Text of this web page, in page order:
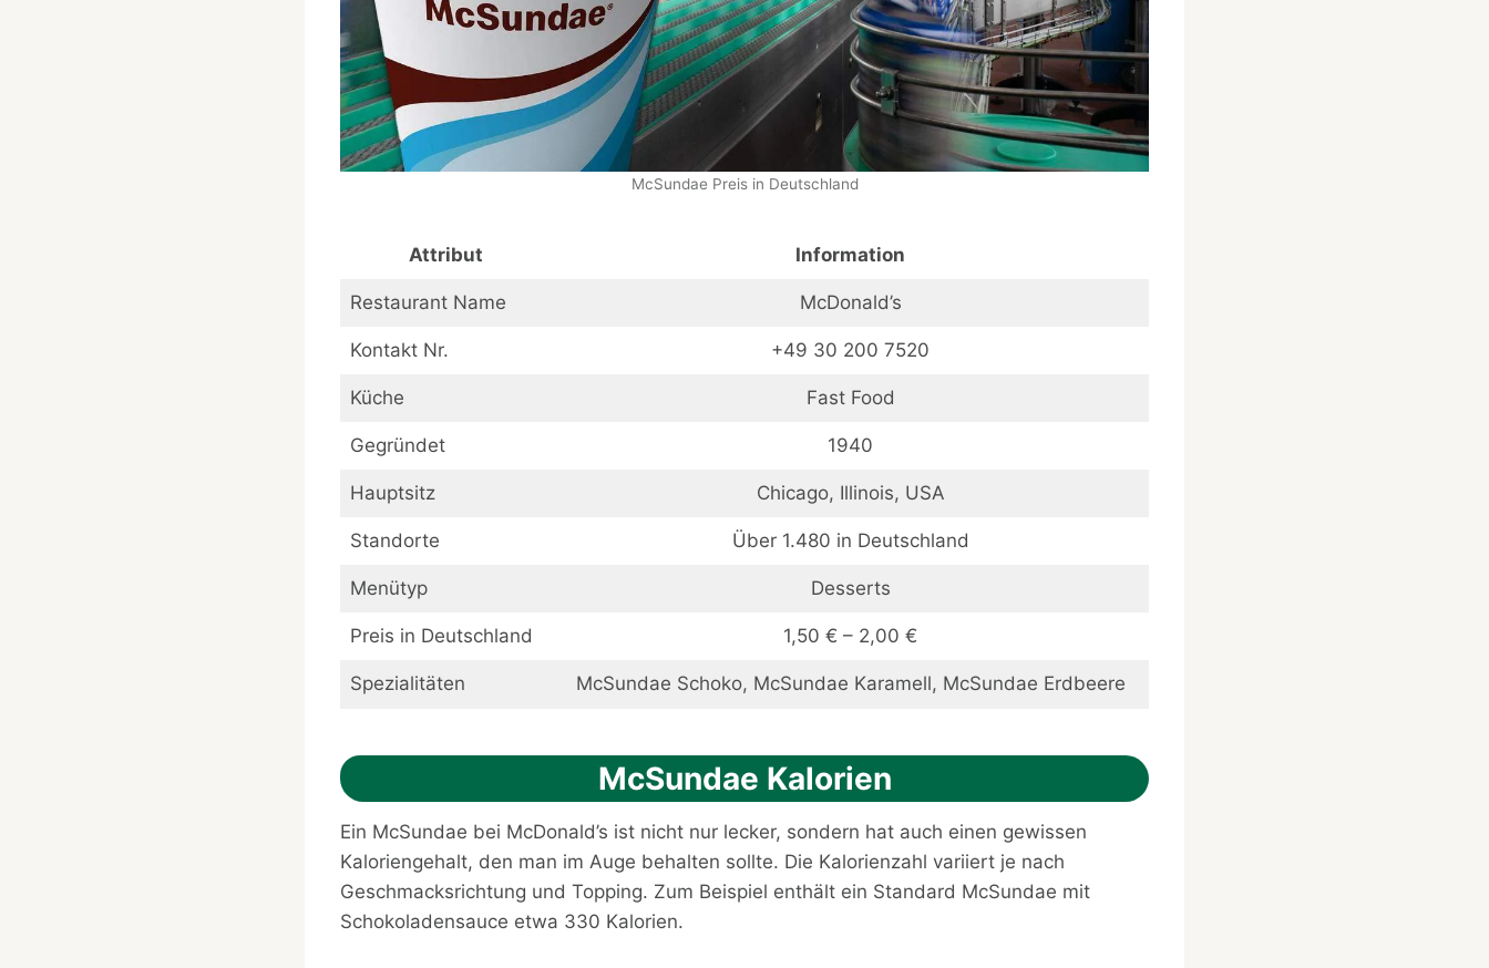
McSundae Preis in Deutschland
Attribut Information
Restaurant Name McDonald’s
Kontakt Nr. +49 30 200 7520
Küche Fast Food
Gegründet 1940
Hauptsitz Chicago, Illinois, USA
Standorte Über 1.480 in Deutschland
Menütyp Desserts
Preis in Deutschland 1,50 € – 2,00 €
Spezialitäten McSundae Schoko, McSundae Karamell, McSundae Erdbeere
McSundae Kalorien
Ein McSundae bei McDonald’s ist nicht nur lecker, sondern hat auch einen gewissen
Kaloriengehalt, den man im Auge behalten sollte. Die Kalorienzahl variiert je nach
Geschmacksrichtung und Topping. Zum Beispiel enthält ein Standard McSundae mit
Schokoladensauce etwa 330 Kalorien.